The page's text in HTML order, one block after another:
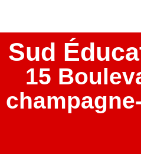
Sud
15